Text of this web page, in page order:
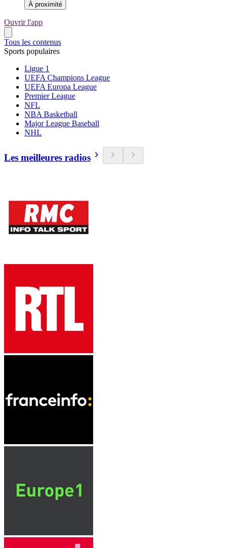
À proximité
Ouvrir l'app
Tous les contenus
Sports populaires
Ligue 1
UEFA Champions League
UEFA Europa League
Premier League
NFL
NBA Basketball
Major League Baseball
NHL
Les meilleures radios